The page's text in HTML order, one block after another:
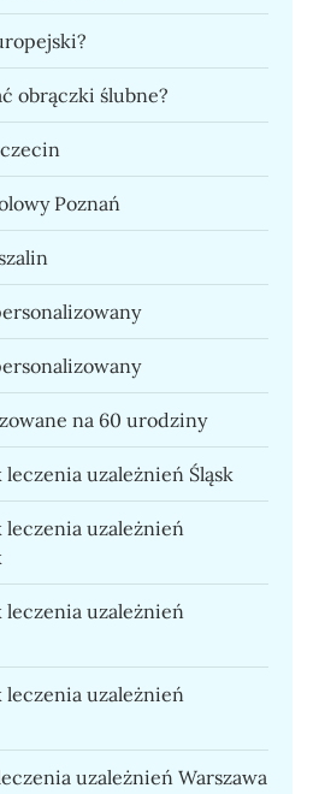
obrączki ślubne?
Poznań
na 60 urodziny
uzależnień Śląsk
uzależnień
uzależnień
uzależnień
uzależnień Warszawa